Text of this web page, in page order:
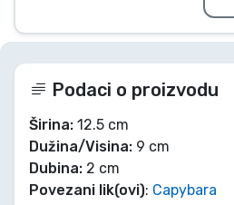
Podaci o proizvodu
Širina: 12.5 cm
Dužina/Visina: 9 cm
Dubina: 2 cm
Povezani lik(ovi): Capybara